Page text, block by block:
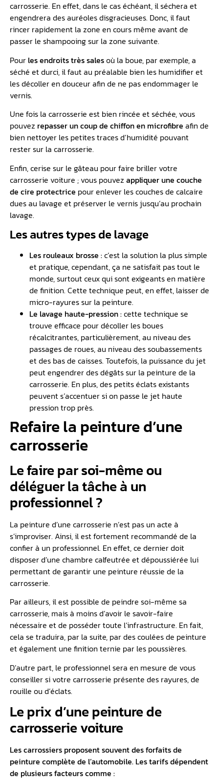
carrosserie. En effet, dans le cas échéant, il séchera et
engendrera des auréoles disgracieuses. Donc, il faut
rincer rapidement la zone en cours même avant de
passer le shampooing sur la zone suivante.
Pour les endroits très salesoù la boue, par exemple, a
séché et durci, il faut au préalable bien les humidifier et
les décoller en douceur afin de ne pas endommager le
vernis.
Une fois la carrosserie est bien rincée et séchée, vous
pouvez repasser un coup de chiffon en microfibre afin de
bien nettoyer les petites traces d’humidité pouvant
rester sur la carrosserie.
Enfin, cerise sur le gâteau pour faire briller votre
carrosserie voiture ; vous pouvez appliquer une couche
de cire protectrice pour enlever les couches de calcaire
dues au lavage et préserver le vernis jusqu’au prochain
lavage.
Les autres types de lavage
Les rouleaux brosse :c’est la solution la plus simple
et pratique, cependant, ça ne satisfait pas tout le
monde, surtout ceux qui sont exigeants en matière
de finition. Cette technique peut, en effet, laisser de
micro-rayures sur la peinture.
Le lavage haute-pression :cette technique se
trouve efficace pour décoller les boues
récalcitrantes, particulièrement, au niveau des
passages de roues, au niveau des soubassements
et des bas de caisses. Toutefois, la puissance du jet
peut engendrer des dégâts sur la peinture de la
carrosserie. En plus, des petits éclats existants
peuvent s’accentuer si on passe le jet haute
pression trop près.
Refaire la peinture d’une
carrosserie
Le faire par soi-même ou
déléguer la tâche à un
professionnel ?
La peinture d’une carrosserie n’est pas un acte à
s’improviser. Ainsi, il est fortement recommandé de la
confier à un professionnel. En effet, ce dernier doit
disposer d’une chambre calfeutrée et dépoussiérée lui
permettant de garantir une peinture réussie de la
carrosserie.
Par ailleurs, il est possible de peindre soi-même sa
carrosserie, mais à moins d’avoir le savoir-faire
nécessaire et de posséder toute l’infrastructure. En fait,
cela se traduira, par la suite, par des coulées de peinture
et également une finition ternie par les poussières.
D’autre part, le professionnel sera en mesure de vous
conseiller si votre carrosserie présente des rayures, de
rouille ou d’éclats.
Le prix d’une peinture de
carrosserie voiture
Les carrossiers proposent souvent des forfaits de
peinture complète de l’automobile. Les tarifs dépendent
de plusieurs facteurs comme :